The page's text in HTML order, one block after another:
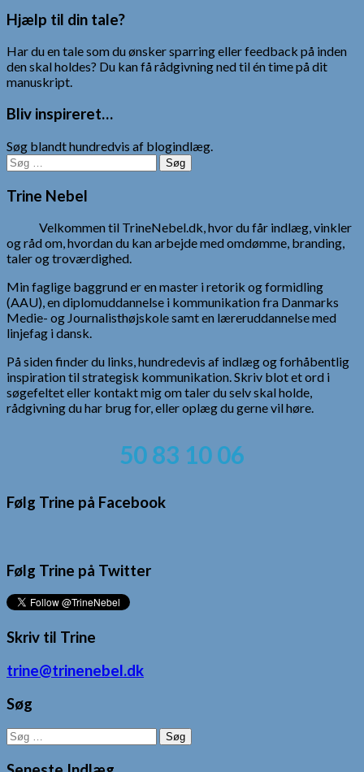
indlæg
Hjælp til din tale?
Har du en tale som du ønsker sparring eller feedback på inden
den skal holdes? Du kan få rådgivning ned til én time på dit
manuskript.
Bliv inspireret…
Søg blandt hundredvis af blogindlæg.
Søg
efter:
Trine Nebel
Velkommen til TrineNebel.dk, hvor du får indlæg, vinkler
og råd om, hvordan du kan arbejde med omdømme, branding,
taler og troværdighed.
Min faglige baggrund er en master i retorik og formidling
(AAU), en diplomuddannelse i kommunikation fra Danmarks
Medie- og Journalisthøjskole samt en læreruddannelse med
linjefag i dansk.
På siden finder du links, hundredevis af indlæg og forhåbentlig
inspiration til strategisk kommunikation. Skriv blot et ord i
søgefeltet eller kontakt mig om taler du selv skal holde,
rådgivning du har brug for, eller oplæg du gerne vil høre.
50 83 10 06
Følg Trine på Facebook
Følg Trine på Twitter
Skriv til Trine
trine@trinenebel.dk
Søg
Søg
efter: